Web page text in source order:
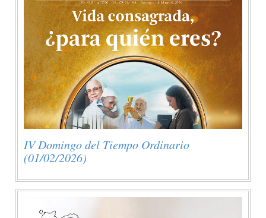
IV Domingo del Tiempo Ordinario
(01/02/2026)